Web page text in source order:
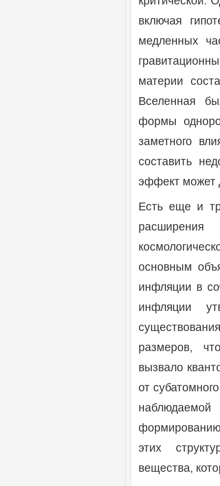
включая
медленных
материи
Вселенная
формы
заметного
составить
эффект может
Есть еще и
основным
инфляции в
инфляции
размеров,
вызвало
от
этих
вещества,